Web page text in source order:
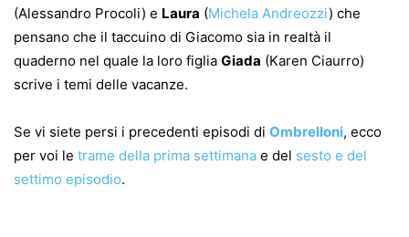
(Alessandro Procoli) e Laura (Michela Andreozzi) che
pensano che il taccuino di Giacomo sia in realtà il
quaderno nel quale la loro figlia Giada (Karen Ciaurro)
scrive i temi delle vacanze.
Se vi siete persi i precedenti episodi di Ombrelloni, ecco
per voi le trame della prima settimana e del sesto e del
settimo episodio.